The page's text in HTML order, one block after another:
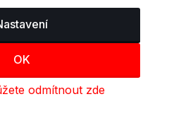
OK
odmítnout zde